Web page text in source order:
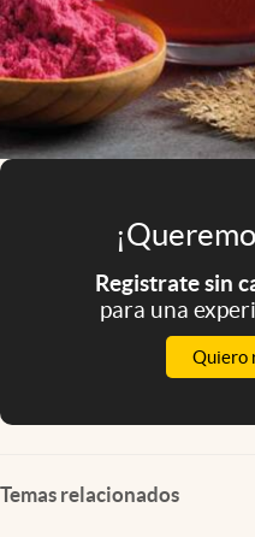
El Cronista Studio
Mediakit
abre en nueva pestaña
Argentina
Registrate sin
para una
Quiero
Temas relacionados